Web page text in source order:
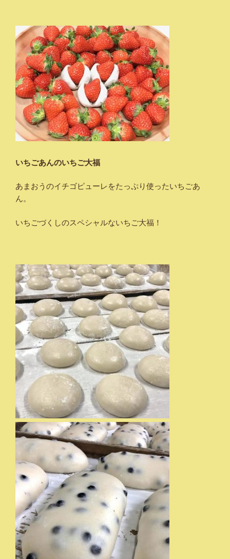
いちごあんのいちご大福
あまおうのイチゴピューレをたっぷり使ったいちごあ
ん。
いちごづくしのスペシャルないちご大福！